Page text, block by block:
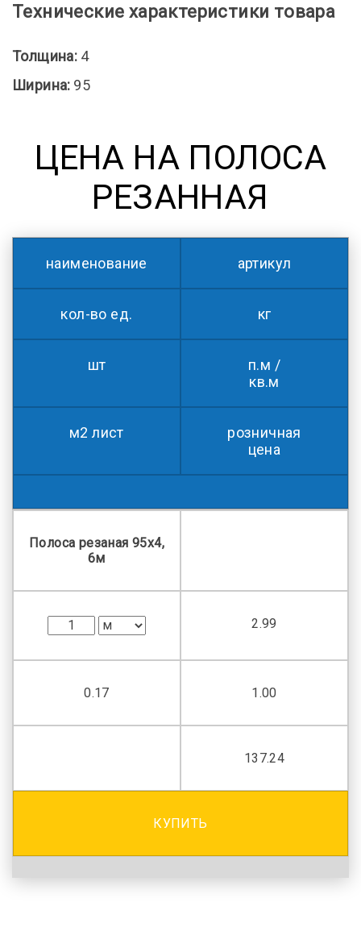
Технические характеристики товара
Толщина: 4
Ширина: 95
ЦЕНА НА ПОЛОСА
РЕЗАННАЯ
наименование артикул
кол-во ед. кг
шт
п.м /
кв.м
м2 лист
розничная
цена
Полоса резаная 95х4,
6м
2.99
0.17 1.00
137.24
КУПИТЬ